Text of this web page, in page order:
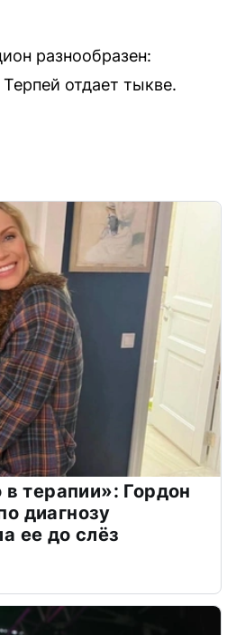
разнообразен:
отдает тыкве.
в терапии»: Гордон
диагнозу
ее до слёз